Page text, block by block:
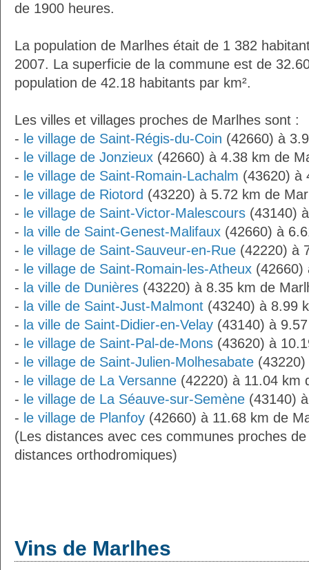
de 1900 heures.
La population de Marlhes était de 1 382
2007. La superficie de la commune est de
population de 42.18 habitants par km².
Les villes et villages proches de Marlhes sont :
- le village de Saint-Régis-du-Coin (42660) à
- le village de Jonzieux (42660) à 4.38 km de
- le village de Saint-Romain-Lachalm (43620) à
- le village de Riotord (43220) à 5.72 km de
- le village de Saint-Victor-Malescours (43140)
- la ville de Saint-Genest-Malifaux (42660) à
- le village de Saint-Sauveur-en-Rue (42220) à
- le village de Saint-Romain-les-Atheux (42660)
- la ville de Dunières (43220) à 8.35 km de
- la ville de Saint-Just-Malmont (43240) à 8.99
- la ville de Saint-Didier-en-Velay (43140) à
- le village de Saint-Pal-de-Mons (43620) à
- le village de Saint-Julien-Molhesabate
- le village de La Versanne (42220) à 11.04 km
- le village de La Séauve-sur-Semène (43140)
- le village de Planfoy (42660) à 11.68 km de
(Les distances avec ces communes proches
distances orthodromiques)
Vins de Marlhes